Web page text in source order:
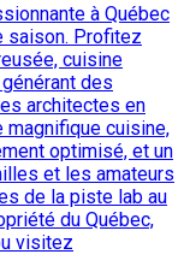
à Québec
saison. Profitez
cuisine
des
architectes en
magnifique cuisine,
optimisé, et un
et les amateurs
de la piste lab au
du Québec,
visitez